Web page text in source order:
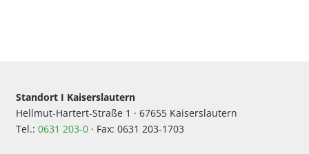
Standort I Kaiserslautern
Hellmut-Hartert-Straße 1 · 67655 Kaiserslautern
Tel.: 0631 203-0 · Fax: 0631 203-1703